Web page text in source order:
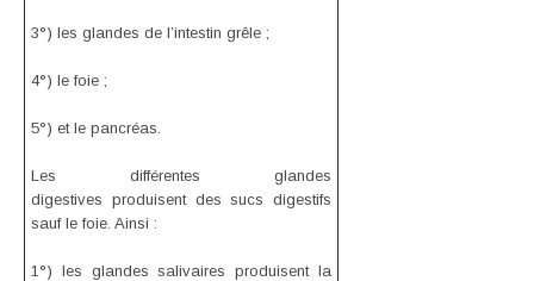
3°) les glandes de l’intestin grêle ;
4°) le foie ;
5°) et le pancréas.
Les différentes glandes
digestives produisent des sucs digestifs
sauf le foie. Ainsi :
1°) les glandes salivaires produisent la